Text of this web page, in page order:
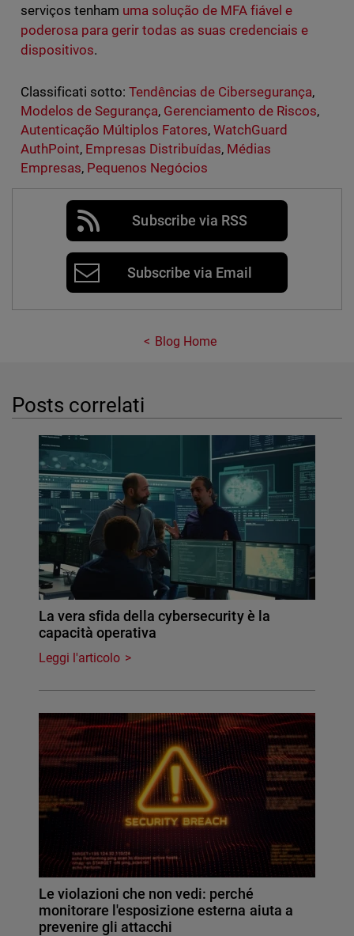
serviços tenham uma solução de MFA fiável e
poderosa para gerir todas as suas credenciais e
dispositivos.
Classificati sotto: Tendências de Cibersegurança,
Modelos de Segurança, Gerenciamento de Riscos,
Autenticação Múltiplos Fatores,WatchGuard
AuthPoint, Empresas Distribuídas, Médias
Empresas, Pequenos Negócios
Subscribe via RSS
Subscribe via Email
Blog Home
Posts correlati
La vera sfida della cybersecurity è la
capacità operativa
Leggi l'articolo
Le violazioni che non vedi: perché
monitorare l'esposizione esterna aiuta a
prevenire gli attacchi